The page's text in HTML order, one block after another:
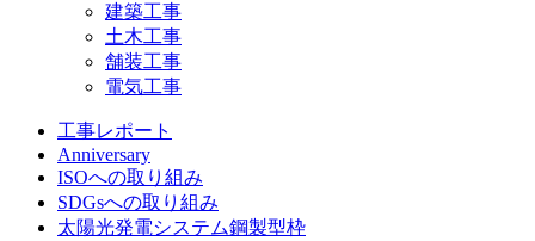
建築工事
土木工事
舗装工事
電気工事
工事レポート
Anniversary
ISOへの取り組み
SDGsへの取り組み
太陽光発電システム鋼製型枠